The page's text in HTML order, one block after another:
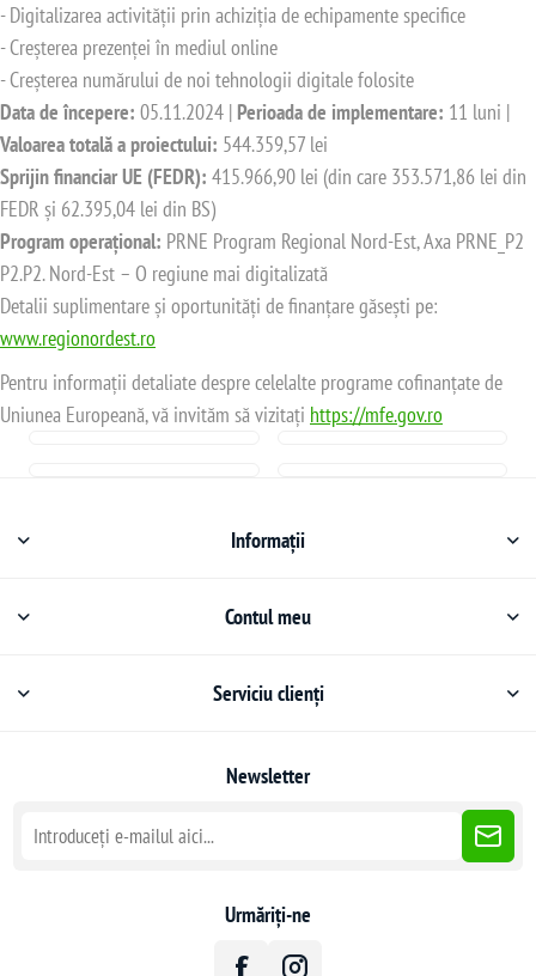
- Digitalizarea activității prin achiziția de echipamente specifice
- Creșterea prezenței în mediul online
- Creșterea numărului de noi tehnologii digitale folosite
Data de începere: 05.11.2024 | Perioada de implementare: 11 luni |
Valoarea totală a proiectului: 544.359,57 lei
Sprijin financiar UE (FEDR): 415.966,90 lei (din care 353.571,86 lei din
FEDR și 62.395,04 lei din BS)
Program operațional: PRNE Program Regional Nord-Est, Axa PRNE_P2
P2.P2. Nord-Est – O regiune mai digitalizată
Detalii suplimentare și oportunități de finanțare găsești pe:
www.regionordest.ro
Pentru informații detaliate despre celelalte programe cofinanțate de
Uniunea Europeană, vă invităm să vizitați https://mfe.gov.ro
Informații
Contul meu
Serviciu clienți
Newsletter
Urmăriți-ne